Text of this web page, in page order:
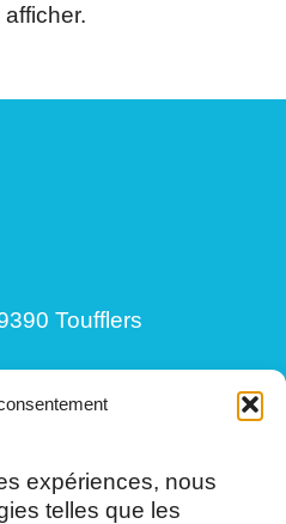
expériences, nous
telles que les
Toufflers